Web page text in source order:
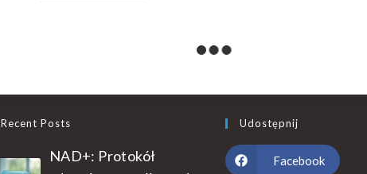
Recent Posts
NAD+: Protokół
Udostępnij
Facebook